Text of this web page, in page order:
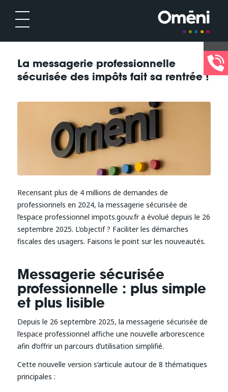
La messagerie professionnelle
sécurisée des impôts fait sa rentrée !
Recensant plus de 4 millions de demandes de
professionnels en 2024, la messagerie sécurisée de
l’espace professionnel impots.gouv.fr a évolué depuis le 26
septembre 2025. L’objectif ? Faciliter les démarches
fiscales des usagers. Faisons le point sur les nouveautés.
Messagerie sécurisée
professionnelle : plus simple
et plus lisible
Depuis le 26 septembre 2025, la messagerie sécurisée de
l’espace professionnel affiche une nouvelle arborescence
afin d’offrir un parcours d’utilisation simplifié.
Cette nouvelle version s’articule autour de 8 thématiques
principales :